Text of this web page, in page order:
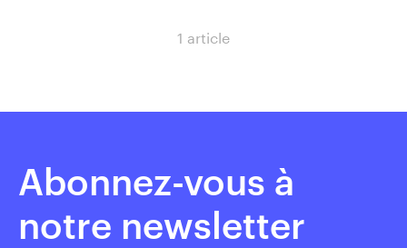
1 article
Abonnez-vous à
notre newsletter